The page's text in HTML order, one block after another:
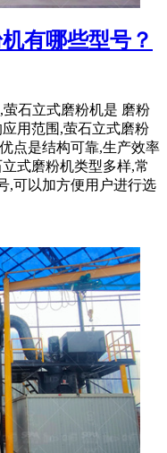
有哪些型号？
石立式磨粉机是 磨粉
用范围,萤石立式磨粉
点是结构可靠,生产效率
式磨粉机类型多样,常
,可以加方便用户进行选